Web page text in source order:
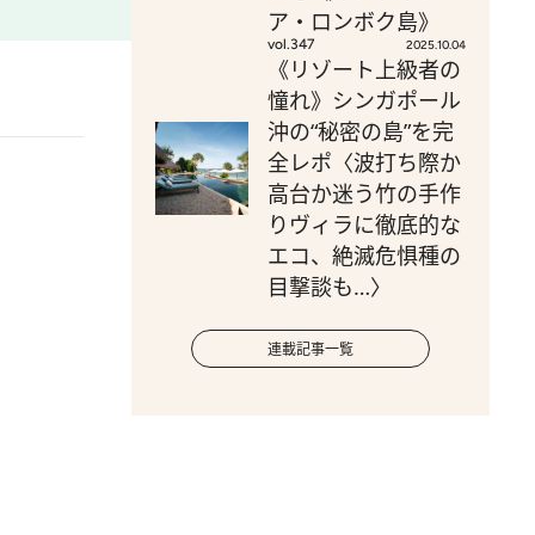
ア・ロンボク島》
vol.347 2025.10.04
《リゾート上級者の
憧れ》シンガポール
沖の“秘密の島”を完
全レポ〈波打ち際か
高台か迷う竹の手作
りヴィラに徹底的な
エコ、絶滅危惧種の
目撃談も…〉
連載記事一覧